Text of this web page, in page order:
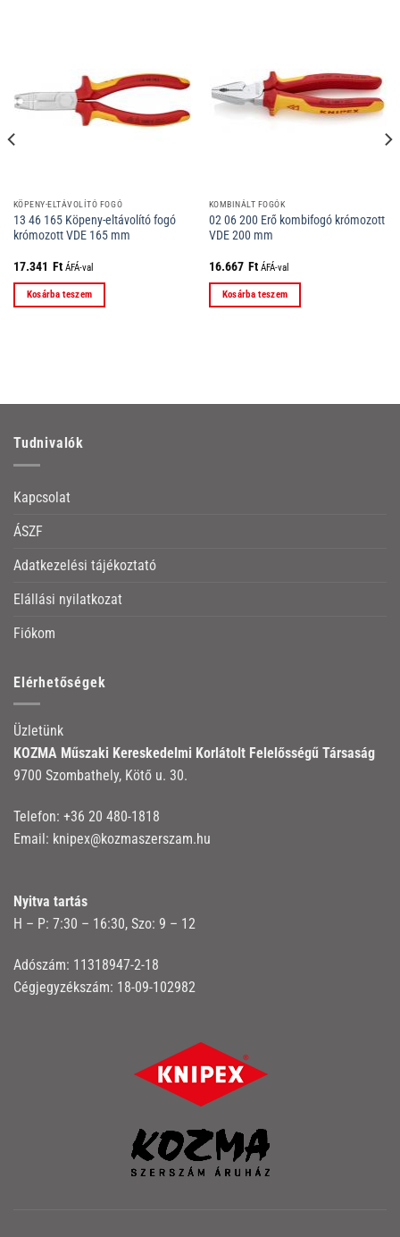
KÖPENY-ELTÁVOLÍTÓ FOGÓ
13 46 165 Köpeny-eltávolító fogó
krómozott VDE 165 mm
17.341 Ft ÁFÁ-val
Kosárba teszem
KOMBINÁLT FOGÓK
02 06 200 Erő kombifogó krómozott
VDE 200 mm
16.667 Ft ÁFÁ-val
Kosárba teszem
Tudnivalók
Kapcsolat
ÁSZF
Adatkezelési tájékoztató
Elállási nyilatkozat
Fiókom
Elérhetőségek
Üzletünk
KOZMA Műszaki Kereskedelmi Korlátolt Felelősségű Társaság
9700 Szombathely, Kötő u. 30.
Telefon: +36 20 480-1818
Email: knipex@kozmaszerszam.hu
Nyitva tartás
H – P: 7:30 – 16:30, Szo: 9 – 12
Adószám: 11318947-2-18
Cégjegyzékszám: 18-09-102982